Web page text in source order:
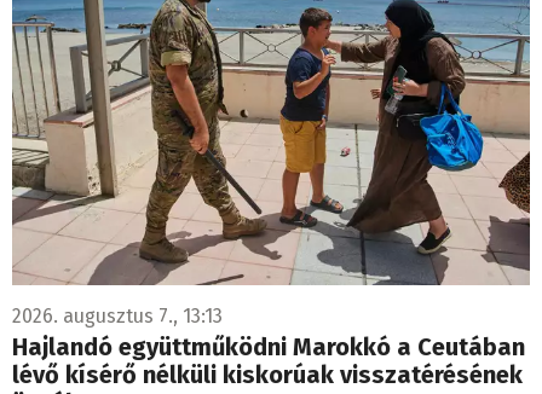
2026. augusztus 7., 13:13
Hajlandó együttműködni Marokkó a Ceutában
lévő kísérő nélküli kiskorúak visszatérésének
ügyében